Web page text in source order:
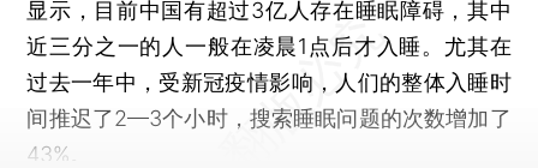
显示，目前中国有超过3亿人存在睡眠障碍，其中
近三分之一的人一般在凌晨1点后才入睡。尤其在
过去一年中，受新冠疫情影响，人们的整体入睡时
间推迟了2—3个小时，搜索睡眠问题的次数增加了
43%。